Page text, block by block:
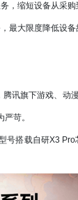
缩短设备从采购
大限度降低设备
讯旗下游戏、动
苛。
搭载自研X3 Pro